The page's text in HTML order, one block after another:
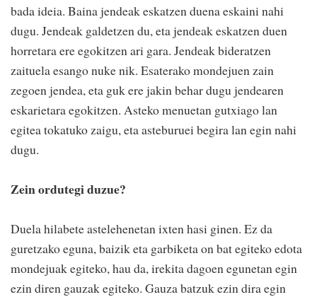
bada ideia. Baina jendeak eskatzen duena eskaini nahi
dugu. Jendeak galdetzen du, eta jendeak eskatzen duen
horretara ere egokitzen ari gara. Jendeak bideratzen
zaituela esango nuke nik. Esaterako mondejuen zain
zegoen jendea, eta guk ere jakin behar dugu jendearen
eskarietara egokitzen. Asteko menuetan gutxiago lan
egitea tokatuko zaigu, eta asteburuei begira lan egin nahi
dugu.
Zein ordutegi duzue?
Duela hilabete astelehenetan ixten hasi ginen. Ez da
guretzako eguna, baizik eta garbiketa on bat egiteko edota
mondejuak egiteko, hau da, irekita dagoen egunetan egin
ezin diren gauzak egiteko. Gauza batzuk ezin dira egin